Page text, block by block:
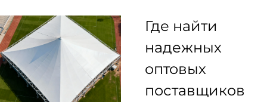
Где найти
надежных
оптовых
поставщиков